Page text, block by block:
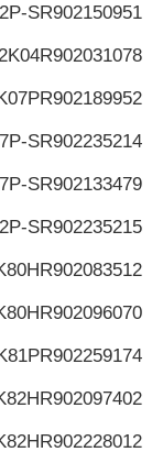
R902150951
S
R902031078
R902189952
R902235214
S
R902133479
S
R902235215
S
R902083512
R902096070
R902259174
R902097402
R902228012